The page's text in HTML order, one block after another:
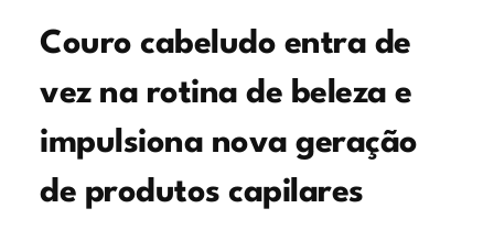
Couro cabeludo entra de
vez na rotina de beleza e
impulsiona nova geração
de produtos capilares